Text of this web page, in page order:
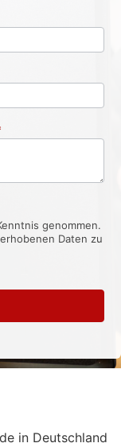
genommen.
Daten zu
in Deutschland